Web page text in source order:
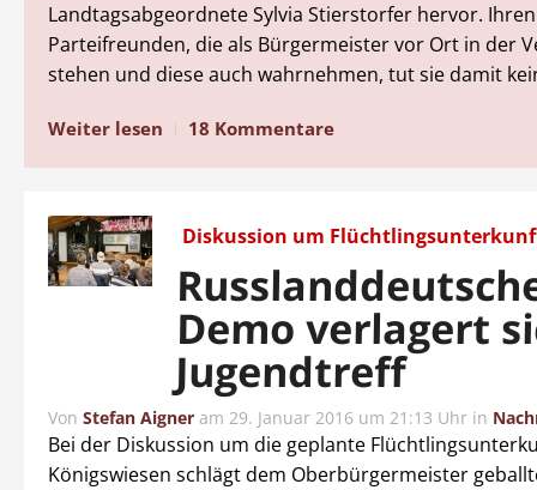
Landtagsabgeordnete Sylvia Stierstorfer hervor. Ihren
Parteifreunden, die als Bürgermeister vor Ort in der
stehen und diese auch wahrnehmen, tut sie damit
Weiter lesen 18 Kommentare
Diskussion um
Demo verlagert
Jugendtreff
Von Stefan Aigner am 29. Januar 2016 um 21:13 Uhr in
Bei der Diskussion um die geplante
Königswiesen schlägt dem Oberbürgermeister